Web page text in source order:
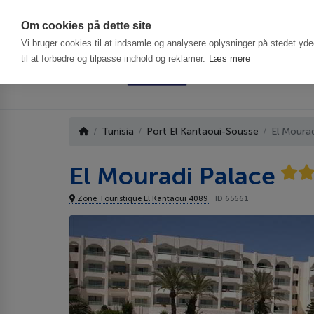
Om cookies på dette site
Vi bruger cookies til at indsamle og analysere oplysninger på stedet
til at forbedre og tilpasse indhold og reklamer. Læs mere
Tunisia Port El Kantaoui-Sousse El
El Mouradi Palace
Zone Touristique El Kantaoui 4089 ID 65661